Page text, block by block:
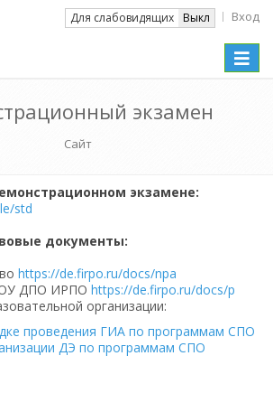
Для слабовидящих Выкл Вход
Toggle
экзамен
Сайт
экзамене:
std
документы:
https://de.firpo.ru/docs/npa
ДПО ИРПО https://de.firpo.ru/docs/p
организации:
проведения ГИА по программам СПО
ДЭ по программам СПО